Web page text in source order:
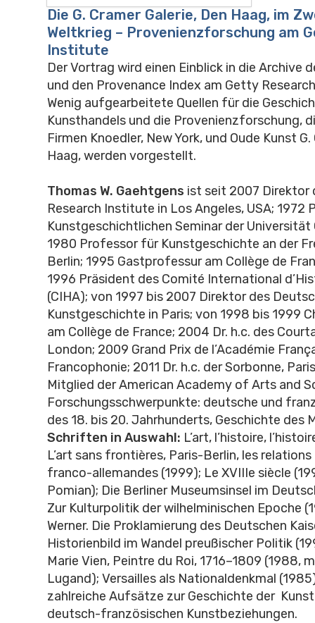
Die G. Cramer Galerie, Den Haag, im
Weltkrieg – Provenienzforschung am
Institute
Der Vortrag wird einen Einblick in die Archive
und den Provenance Index am Getty
Wenig aufgearbeitete Quellen für die
Kunsthandels und die Provenienzforschung,
Firmen Knoedler, New York, und Oude Kunst G.
Haag, werden vorgestellt.
Thomas W. Gaehtgens ist seit 2007 Direktor
Research Institute in Los Angeles, USA; 1972
Kunstgeschichtlichen Seminar der
1980 Professor für Kunstgeschichte an der
Berlin; 1995 Gastprofessur am Collège de
1996 Präsident des Comité International
(CIHA); von 1997 bis 2007 Direktor des
Kunstgeschichte in Paris; von 1998 bis 1999
am Collège de France; 2004 Dr. h.c. des
London; 2009 Grand Prix de l’Académie
Francophonie; 2011 Dr. h.c. der Sorbonne,
Mitglied der American Academy of Arts and
Forschungsschwerpunkte: deutsche und
des 18. bis 20. Jahrhunderts, Geschichte des
Schriften in Auswahl: L’art, l’histoire,
L’art sans frontières, Paris-Berlin, les
franco-allemandes (1999); Le XVIIIe siècle
Pomian); Die Berliner Museumsinsel im
Zur Kulturpolitik der wilhelminischen Epoche
Werner. Die Proklamierung des Deutschen
Historienbild im Wandel preußischer Politik
Marie Vien, Peintre du Roi, 1716–1809 (1988,
Lugand); Versailles als Nationaldenkmal
zahlreiche Aufsätze zur Geschichte der
deutsch-französischen Kunstbeziehungen.